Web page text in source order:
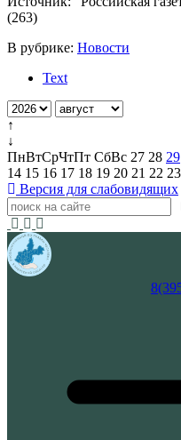
(263)
В рубрике: Новости
Text
↑
↓
ПнВтСрЧтПт СбВс 27 28 29
14 15 16 17 18 19 20 21 22 23
Версия для слабовидящих